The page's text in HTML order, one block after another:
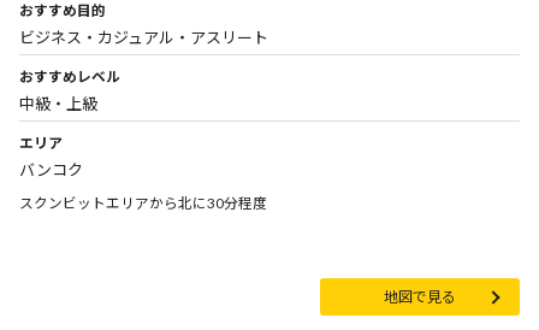
おすすめ目的
ビジネス・カジュアル・アスリート
おすすめレベル
中級・上級
エリア
バンコク
スクンビットエリアから北に30分程度
地図で見る